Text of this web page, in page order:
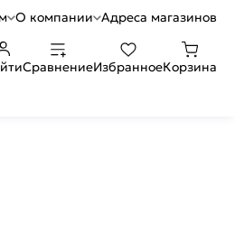
О компании Адреса магазинов
СравнениеИзбранноеКорзина